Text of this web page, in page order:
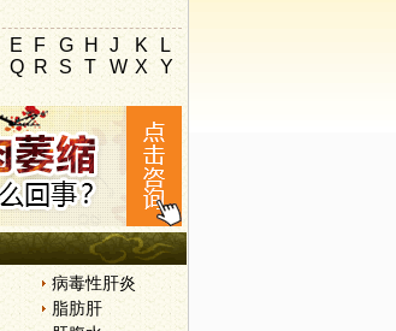
E F G H J K
L
Q R S T W X
Y
病毒性肝炎
脂肪肝